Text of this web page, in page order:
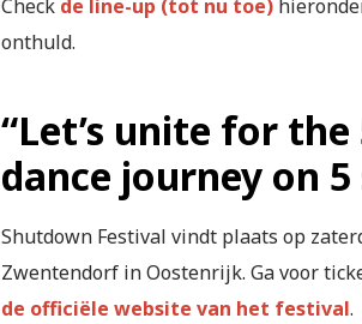
Check de line-up (tot nu toe)
onthuld.
“Let’s unite for
dance journey on 5
Shutdown Festival vindt plaats op
Zwentendorf in Oostenrijk. Ga voor
de officiële website van het festival.